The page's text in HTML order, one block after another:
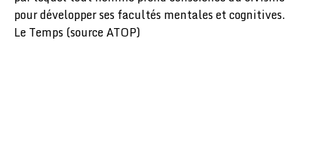
pour développer ses facultés mentales et cognitives.
Le Temps (source ATOP)